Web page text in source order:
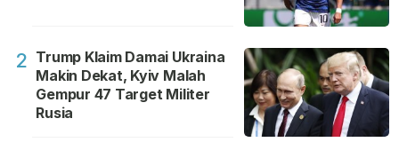
2 Trump Klaim Damai Ukraina
Makin Dekat, Kyiv Malah
Gempur 47 Target Militer
Rusia